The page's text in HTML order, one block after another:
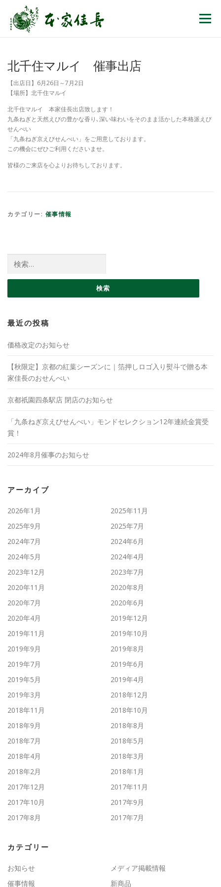
コンテンツへスキップ
メニュー
北千住マルイ 催事出店
【出店日】6月26日～7月2日
【場所】北千住マルイ
北千住マルイ 本家佳長出店致します！
九条ねぎと天然えびの豊かな香り､深い味わいをそのまま活かした本格派えび
せんべい
「九条ねぎ京えびせんべい」をご用意しております。
この機会にぜひご利用くださいませ。
皆様のご来店を心よりお待ちしております。
カテゴリー: 催事情報
最近の投稿
価格改定のお知らせ
【秋限定】京都の紅葉シーズンに｜箔押しロゴ入り熨斗で贈る本
家佳長のおせんべい
京都祇園四条駅店 閉店のお知らせ
「九条ねぎ京えびせんべい」モンドセレクション12年連続金賞受
賞！
2024年8月催事のお知らせ
アーカイブ
2026年1月
2025年11月
2025年9月
2025年7月
2024年7月
2024年6月
2024年5月
2024年4月
2023年12月
2023年7月
2020年11月
2020年8月
2020年7月
2020年6月
2020年4月
2019年12月
2019年11月
2019年10月
2019年9月
2019年8月
2019年7月
2019年6月
2019年5月
2019年4月
2019年3月
2018年12月
2018年11月
2018年10月
2018年9月
2018年8月
2018年7月
2018年5月
2018年4月
2018年3月
2018年2月
2018年1月
2017年12月
2017年11月
2017年10月
2017年9月
2017年8月
2017年7月
カテゴリー
お知らせ
メディア掲載情報
催事情報
新商品